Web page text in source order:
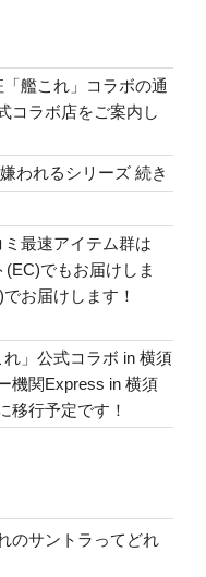
「艦これ」コラボの通
コラボ店をご案内し
われるシリーズ 続き
ミ最速アイテム群は
(EC)でもお届けしま
お届けします！
れ」公式コラボ in 横須
機関Express in 横須
移行予定です！
のサントラってどれ